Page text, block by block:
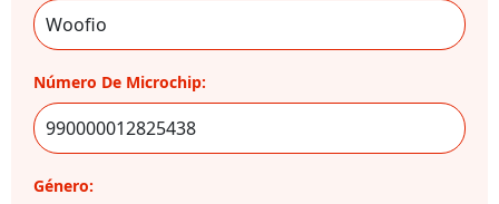
Número De Microchip:
Género: